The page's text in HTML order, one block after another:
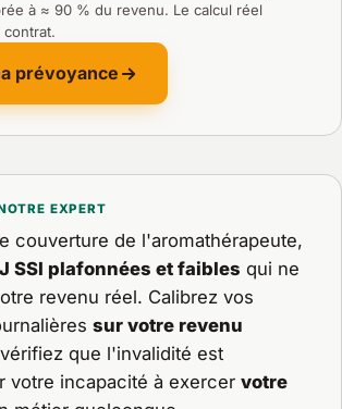
à ≈ 90 % du revenu. Le calcul réel
prévoyance
EXPERT
couverture de l'aromathérapeute,
SSI plafonnées et faibles qui ne
revenu réel. Calibrez vos
sur votre revenu
que l'invalidité est
votre incapacité à exercer votre